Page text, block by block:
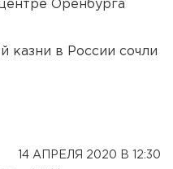
Оренбурга
казни в России сочли
14 АПРЕЛЯ 2020 В 12:30